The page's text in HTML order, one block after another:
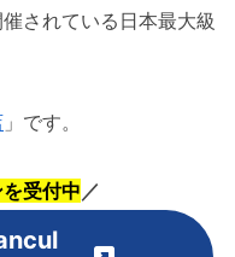
されている日本最大級
」です。
受付中／